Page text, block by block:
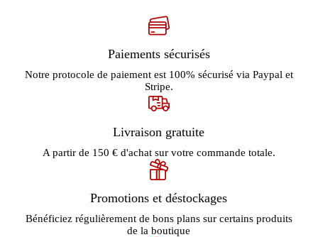
Paiements sécurisés
Notre protocole de paiement est 100% sécurisé via Paypal et
Stripe.
Livraison gratuite
A partir de 150 € d'achat sur votre commande totale.
Promotions et déstockages
Bénéficiez régulièrement de bons plans sur certains produits
de la boutique